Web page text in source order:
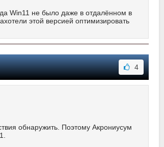
Win11 не было даже в отдалённом в
этой версией оптимизировать
4
обнаружить. Поэтому Акрониусум